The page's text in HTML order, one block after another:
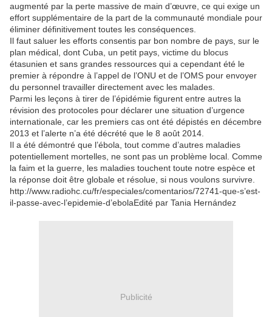
augmenté par la perte massive de main d’œuvre, ce qui exige un
effort supplémentaire de la part de la communauté mondiale pour
éliminer définitivement toutes les conséquences.
Il faut saluer les efforts consentis par bon nombre de pays, sur le
plan médical, dont Cuba, un petit pays, victime du blocus
étasunien et sans grandes ressources qui a cependant été le
premier à répondre à l’appel de l’ONU et de l’OMS pour envoyer
du personnel travailler directement avec les malades.
Parmi les leçons à tirer de l’épidémie figurent entre autres la
révision des protocoles pour déclarer une situation d’urgence
internationale, car les premiers cas ont été dépistés en décembre
2013 et l’alerte n’a été décrété que le 8 août 2014.
Il a été démontré que l’ébola, tout comme d’autres maladies
potentiellement mortelles, ne sont pas un problème local. Comme
la faim et la guerre, les maladies touchent toute notre espèce et
la réponse doit être globale et résolue, si nous voulons survivre.
http://www.radiohc.cu/fr/especiales/comentarios/72741-que-s’est-
il-passe-avec-l’epidemie-d’ebolaEdité par Tania Hernández
Publicité